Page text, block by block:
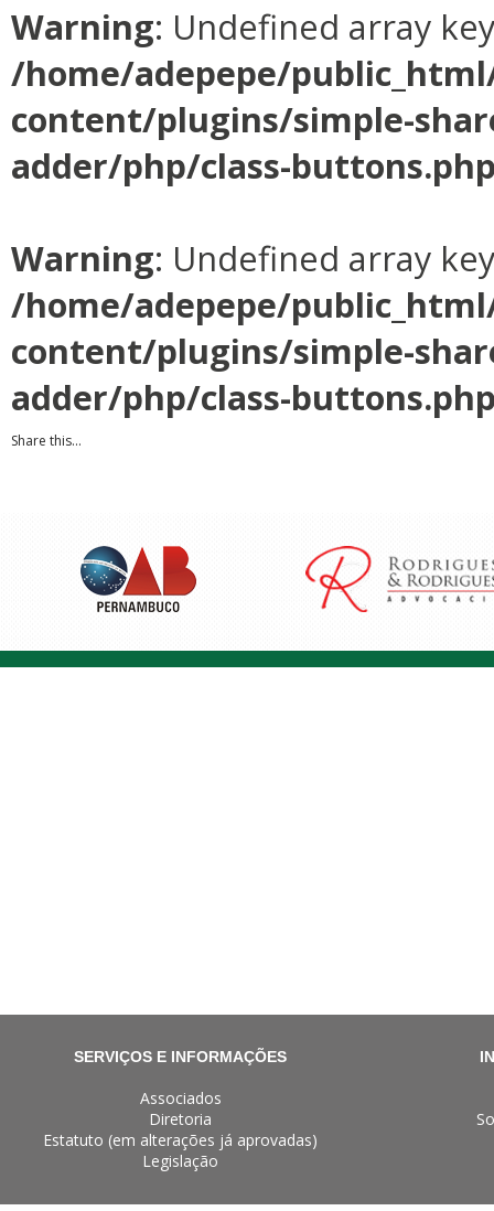
Warning: Undefined array
/home/adepepe/
content/plugins/simple-
adder/php/class-
Warning: Undefined array
/home/adepepe/
content/plugins/simple-
adder/php/class-
Share this...
SERVIÇOS E INFORMAÇÕES
Associados
Diretoria
Estatuto (em alterações já aprovadas)
Legislação